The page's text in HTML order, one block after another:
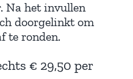
Na het invullen
doorgelinkt om
te ronden.
€ 29,50 per